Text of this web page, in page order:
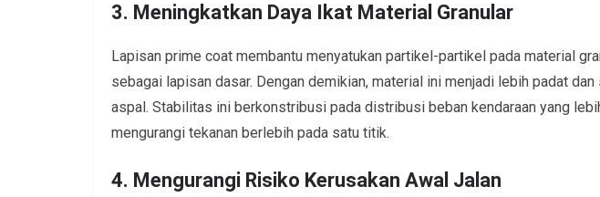
3. Meningkatkan Daya Ikat Material Granular
Lapisan prime coat membantu menyatukan partikel-partikel pada material
sebagai lapisan dasar. Dengan demikian, material ini menjadi lebih padat
aspal. Stabilitas ini berkonstribusi pada distribusi beban kendaraan yang
mengurangi tekanan berlebih pada satu titik.
4. Mengurangi Risiko Kerusakan Awal Jalan